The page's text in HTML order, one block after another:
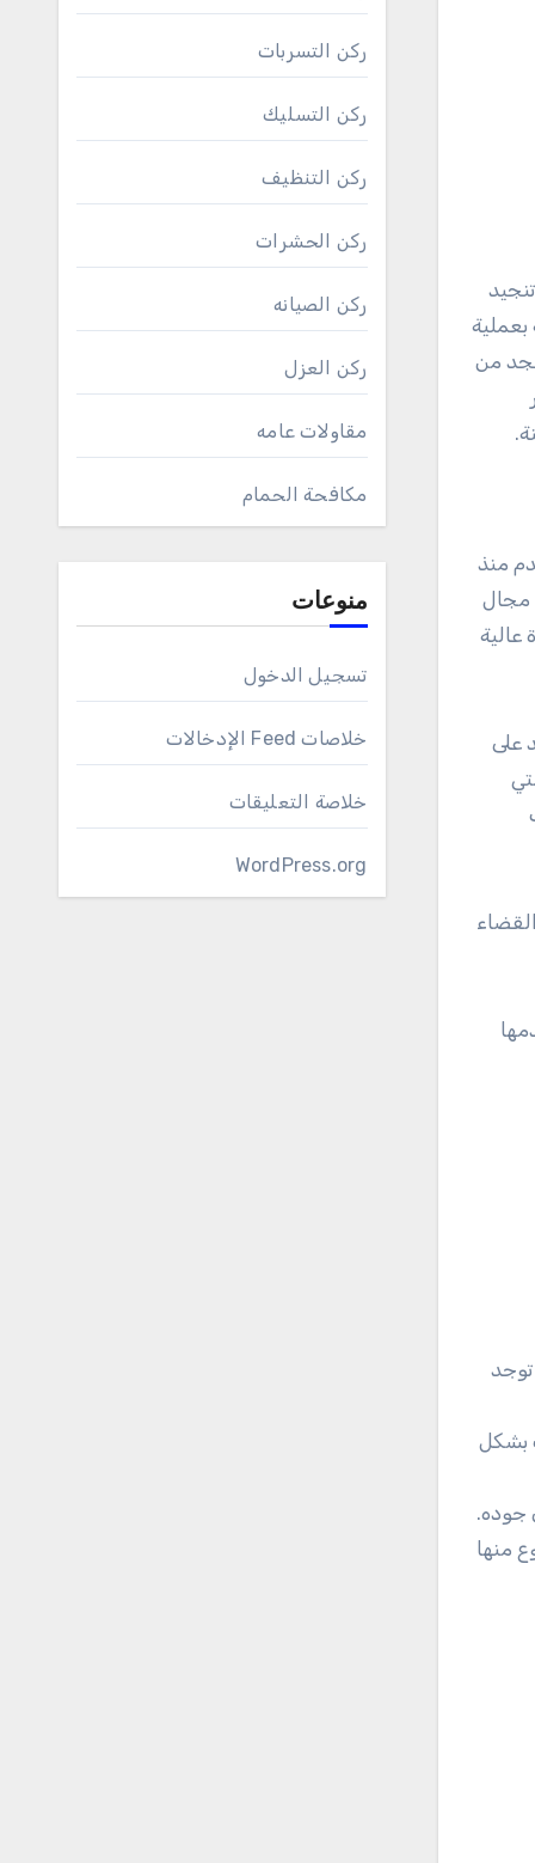
من
منذ
مجال
على
بشكل
جوده.
منها
ركن التسربات
ركن التسليك
ركن التنظيف
ركن الحشرات
ركن الصيانه
ركن العزل
مقاولات عامه
مكافحة الحمام
منوعات
تسجيل الدخول
خلاصات Feed الإدخالات
خلاصة التعليقات
WordPress.org